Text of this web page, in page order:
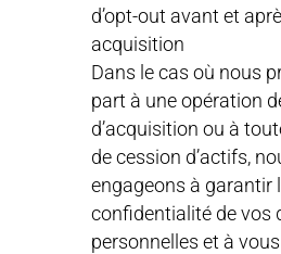
d’opt-out avant et
acquisition
Dans le cas où nous
part à une opération
d’acquisition ou à
de cession d’actifs,
engageons à garantir
confidentialité de vos
personnelles et à